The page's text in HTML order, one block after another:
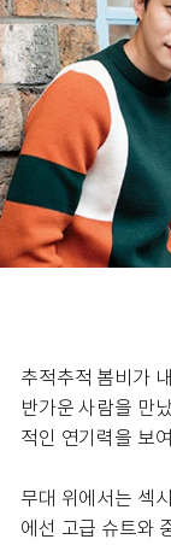
추적추적 봄비가
반가운 사람을 만
적인 연기력을 보
무대 위에서는 섹
에선 고급 슈트와